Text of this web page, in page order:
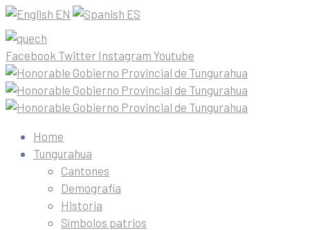
EN ES
Facebook Twitter Instagram Youtube
Home
Tungurahua
Cantones
Demografía
Historia
Símbolos patrios